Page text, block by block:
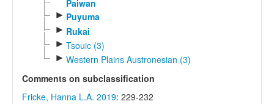
Paiwan
► Puyuma
► Rukai
► Tsouic (3)
► Western Plains Austronesian (3)
Comments on subclassification
Fricke, Hanna L.A. 2019: 229-232